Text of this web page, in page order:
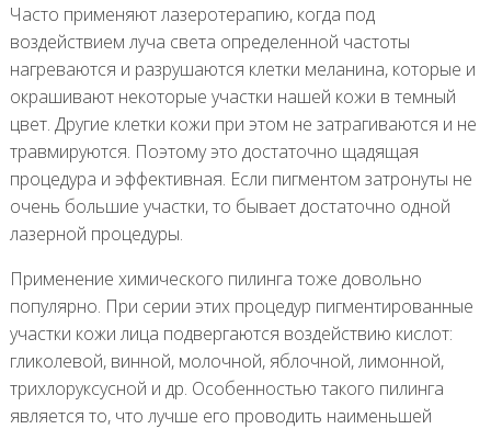
Часто применяют лазеротерапию, когда под
воздействием луча света определенной частоты
нагреваются и разрушаются клетки меланина, которые и
окрашивают некоторые участки нашей кожи в темный
цвет. Другие клетки кожи при этом не затрагиваются и не
травмируются. Поэтому это достаточно щадящая
процедура и эффективная. Если пигментом затронуты не
очень большие участки, то бывает достаточно одной
лазерной процедуры.
Применение химического пилинга тоже довольно
популярно. При серии этих процедур пигментированные
участки кожи лица подвергаются воздействию кислот:
гликолевой, винной, молочной, яблочной, лимонной,
трихлоруксусной и др. Особенностью такого пилинга
является то, что лучше его проводить наименьшей